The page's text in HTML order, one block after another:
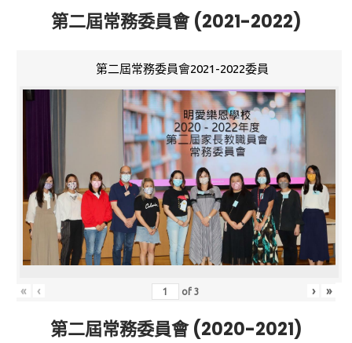
第二屆常務委員會 (2021-2022)
第二屆常務委員會2021-2022委員
« ‹ of3 › »
第二屆常務委員會 (2020-2021)